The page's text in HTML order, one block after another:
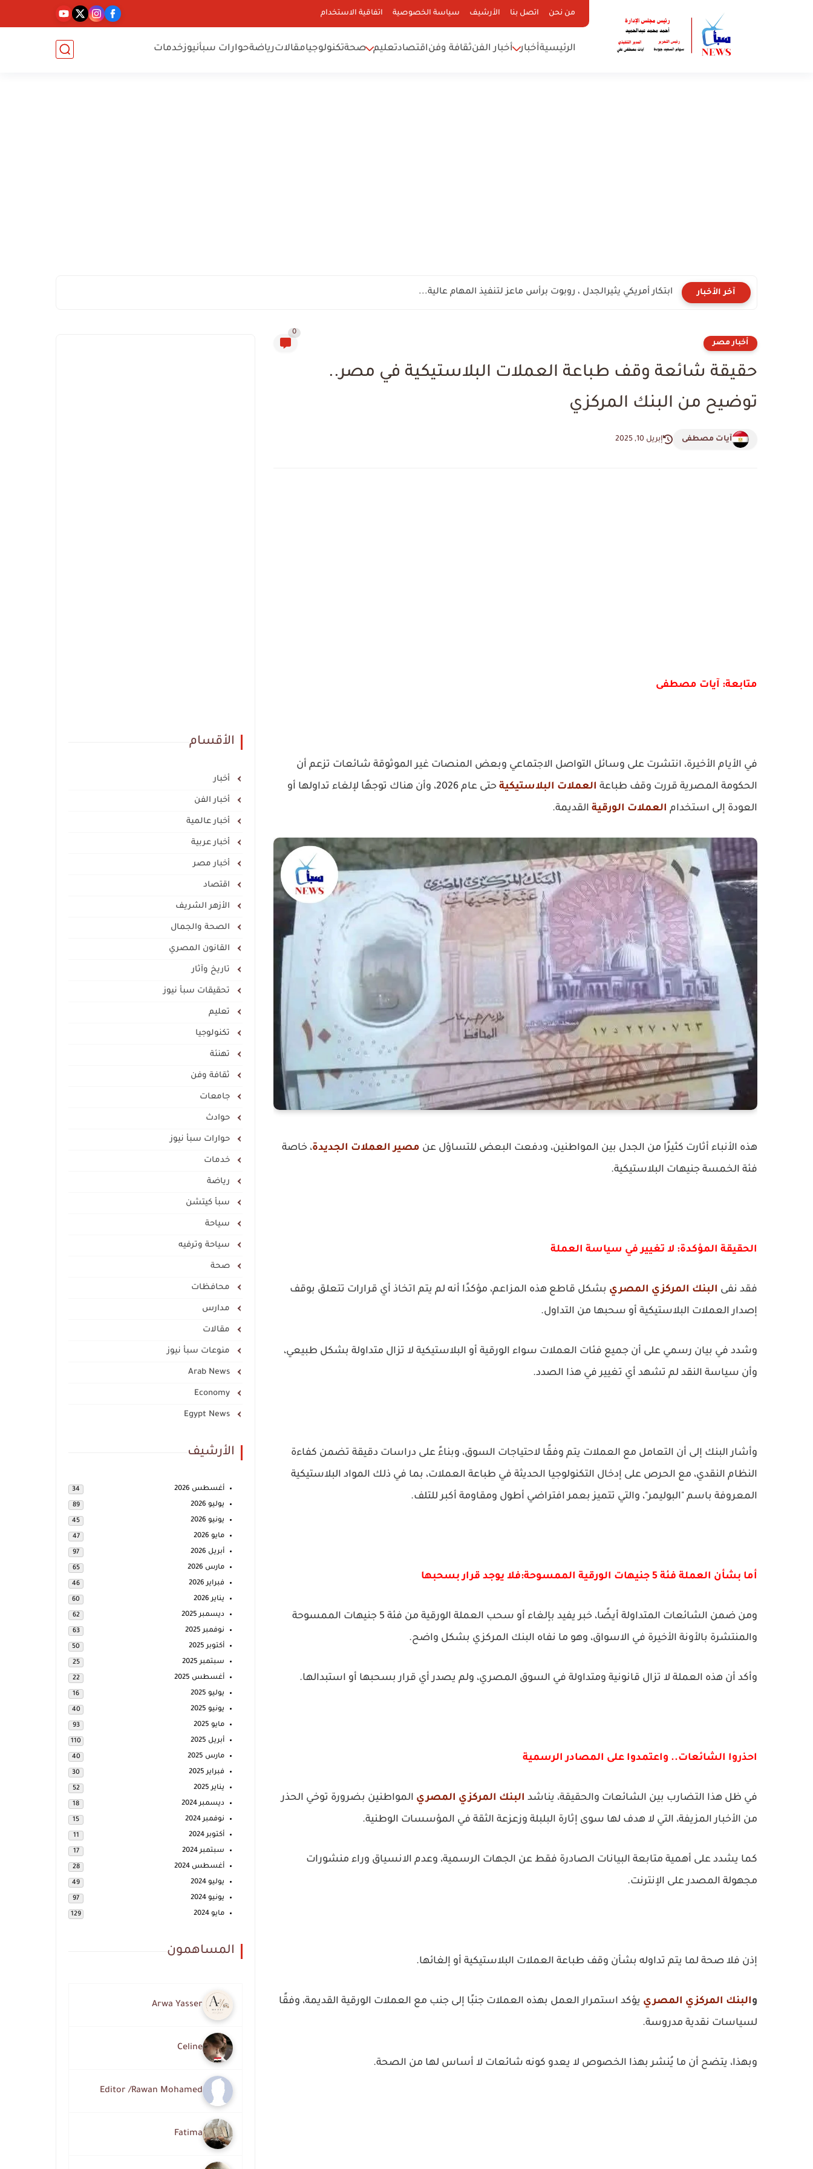
من نحن اتصل بنا الأرشيف سياسة الخصوصية اتفاقية الاستخدام
الرئيسيةأخبار أخبار الفنثقافة وفناقتصادتعليم صحةتكنولوجيامقالاترياضةحوارات سبأنيوزخدمات
آخر الأخبار ابتكار أمريكي يثيرالجدل ، روبوت برأس ماعز لتنفيذ المهام عالية...
أخبار مصر
0
حقيقة شائعة وقف طباعة العملات البلاستيكية في مصر..
توضيح من البنك المركزي
آيات مصطفى إبريل 10, 2025
متابعة: آيات مصطفى
في الأيام الأخيرة، انتشرت على وسائل التواصل الاجتماعي وبعض المنصات غير الموثوقة شائعات تزعم أن
الحكومة المصرية قررت وقف طباعة العملات البلاستيكية
حتى عام 2026، وأن هناك توجهًا لإلغاء تداولها أو
العودة إلى استخدام العملات الورقية القديمة.
هذه الأنباء أثارت كثيرًا من الجدل بين المواطنين، ودفعت البعض للتساؤل عن مصير العملات الجديدة، خاصة
فئة الخمسة جنيهات البلاستيكية.
الحقيقة المؤكدة: لا تغيير في سياسة العملة
فقد نفى البنك المركزي المصري بشكل قاطع هذه المزاعم، مؤكدًا أنه لم يتم اتخاذ أي قرارات تتعلق بوقف
إصدار العملات البلاستيكية أو سحبها من التداول.
وشدد في بيان رسمي على أن جميع فئات العملات سواء الورقية أو البلاستيكية لا تزال متداولة بشكل طبيعي،
وأن سياسة النقد لم تشهد أي تغيير في هذا الصدد.
وأشار البنك إلى أن التعامل مع العملات يتم وفقًا لاحتياجات السوق، وبناءً على دراسات دقيقة تضمن كفاءة
النظام النقدي، مع الحرص على إدخال التكنولوجيا الحديثة في طباعة العملات، بما في ذلك المواد البلاستيكية
المعروفة باسم "البوليمر"، والتي تتميز بعمر افتراضي أطول ومقاومة أكبر للتلف.
أما بشأن العملة فئة 5 جنيهات الورقية الممسوحة:فلا يوجد قرار بسحبها
ومن ضمن الشائعات المتداولة أيضًا، خبر يفيد بإلغاء أو سحب العملة الورقية من فئة 5 جنيهات الممسوحة
والمنتشرة بالأونة الأخيرة في الاسواق، وهو ما نفاه البنك المركزي بشكل واضح.
وأكد أن هذه العملة لا تزال قانونية ومتداولة في السوق المصري، ولم يصدر أي قرار بسحبها أو استبدالها.
احذروا الشائعات.. واعتمدوا على المصادر الرسمية
في ظل هذا التضارب بين الشائعات والحقيقة، يناشد البنك المركزي المصري المواطنين بضرورة توخي الحذر
من الأخبار المزيفة، التي لا هدف لها سوى إثارة البلبلة وزعزعة الثقة في المؤسسات الوطنية.
كما يشدد على أهمية متابعة البيانات الصادرة فقط عن الجهات الرسمية، وعدم الانسياق وراء منشورات
مجهولة المصدر على الإنترنت.
إذن فلا صحة لما يتم تداوله بشأن وقف طباعة العملات البلاستيكية أو إلغائها.
والبنك المركزي المصري يؤكد استمرار العمل بهذه العملات جنبًا إلى جنب مع العملات الورقية القديمة، وفقًا
لسياسات نقدية مدروسة.
وبهذا، يتضح أن ما يُنشر بهذا الخصوص لا يعدو كونه شائعات لا أساس لها من الصحة.
الأقسام
أخبار
أخبار الفن
أخبار عالمية
أخبار عربية
أخبار مصر
اقتصاد
الأزهر الشريف
الصحة والجمال
القانون المصري
تاريخ وآثار
تحقيقات سبأ نيوز
تعليم
تكنولوجيا
تهنئة
ثقافة وفن
جامعات
حوادث
حوارات سبأ نيوز
خدمات
رياضة
سبأ كيتشن
سياحة
سياحة وترفيه
صحة
محافظات
مدارس
مقالات
منوعات سبأ نيوز
Arab News
Economy
Egypt News
الأرشيف
أغسطس 2026 34
يوليو 2026 89
يونيو 2026 45
مايو 2026 47
أبريل 2026 97
مارس 2026 65
فبراير 2026 46
يناير 2026 60
ديسمبر 2025 62
نوفمبر 2025 63
أكتوبر 2025 50
سبتمبر 2025 25
أغسطس 2025 22
يوليو 2025 16
يونيو 2025 40
مايو 2025 93
أبريل 2025 110
مارس 2025 40
فبراير 2025 30
يناير 2025 52
ديسمبر 2024 18
نوفمبر 2024 15
أكتوبر 2024 11
سبتمبر 2024 17
أغسطس 2024 28
يوليو 2024 49
يونيو 2024 97
مايو 2024 129
المساهمون
Arwa Yasser
Celine
Editor /Rawan Mohamed
Fatima